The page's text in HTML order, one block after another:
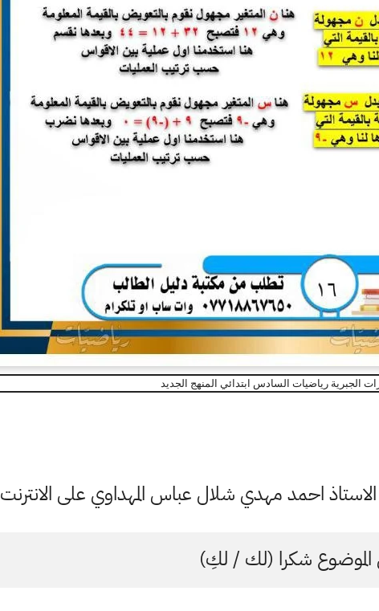
الجبرية رياضيات السادس ابتدائي المنهج الجديد
احمد مهدي شلال عباس المهداوي على الانترنت
الموضوع شكرا (لك / لكِ)